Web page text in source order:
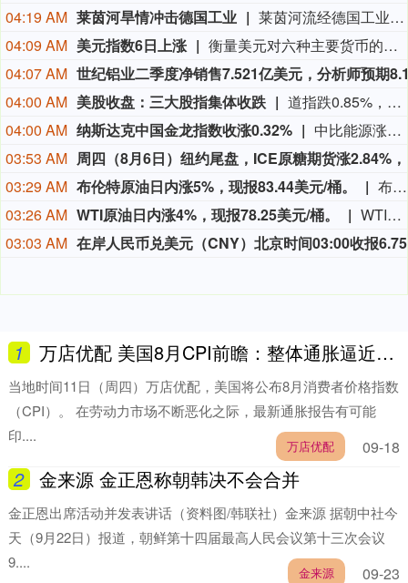
04:19 AM 莱茵河旱情冲击德国工业
莱茵河流经德国工业核心地带，承载着德国约80%的内河航运量。受高温干旱影响，近期莱茵河水位持续走低。德国联邦水路与航运管理局数据显示，6日，莱茵河咽喉要道——考布河段通航水深已打破2018年创下的历史最低纪录。同一天，德国交通部长斯特芬·比尔格召集企业高管、航运公司及港口负责人磋商对策。他表示，短期将研究保障运输的方案，长期则包括疏浚航道、改善航运条件等。德国商业银行等机构也警告，若水位继续下降，德国内河航运成本可能继续升高，供应链中断和工业减产风险将进一步上升。（央视新闻）
04:09 AM 美元指数6日上涨
衡量美元对六种主要货币的美元指数当天上涨0.25%，在汇市尾市收于99.930。截至纽约汇市尾市，1欧元兑换1.1524美元，低于前一交易日的1.1553美元；1英镑兑换1.3457美元，低于前一交易日的1.3469美元。1美元兑换158.33日元，高于前一交易日的157.67日元；1美元兑换0.8122瑞士法郎，高于前一交易日的0.8069瑞士法郎；1美元兑换1.4014加元，高于前一交易日的1.4008加元；1美元兑换9.5068瑞典克朗，高于前一交易日的9.4832瑞典克朗。
04:07 AM
04:00 AM 美股收盘：三大股指集体收跌
道指跌0.85%，标普500指数跌0.18%，纳指跌0.04%。APP AppLovin跌19.66%，Datadog跌19.03%，Epam Systems跌15.33%，Axon Enterprise跌14.28%。“七姐妹”方面：微软涨2.51%，苹果涨0.49%，Meta Platforms涨0.15%，亚马逊跌0.13%，英伟达跌0.23%，特斯拉跌0.63%，谷歌跌0.91%。
04:00 AM 纳斯达克中国金龙指数收涨0.32%
中比能源涨21.17%，海天网络涨16.90%，再鼎医药涨13.47%，诺亚财富涨4.84%，中汽系统涨4.37%。
03:53 AM
03:29 AM 布伦特原油日内涨5%，现报83.44美元/桶。
布伦特原油日内涨5%，现报83.44美元/桶。
03:26 AM WTI原油日内涨4%，现报78.25美元/桶。
WTI原油日内涨4%，现报78.25美元/桶。
03:03 AM
1 万店优配 美国8月CPI前瞻：整体通胀逼近3%？是否搅局美联储决议
09-18
当地时间11日（周四）万店优配，美国将公布8月消费者价格指数
（CPI）。 在劳动力市场不断恶化之际，最新通胀报告有可能
印....
万店优配
2 金来源 金正恩称朝韩决不会合并
09-23
金正恩出席活动并发表讲话（资料图/韩联社）金来源 据朝中社今
天（9月22日）报道，朝鲜第十四届最高人民会议第十三次会议
9....
金来源